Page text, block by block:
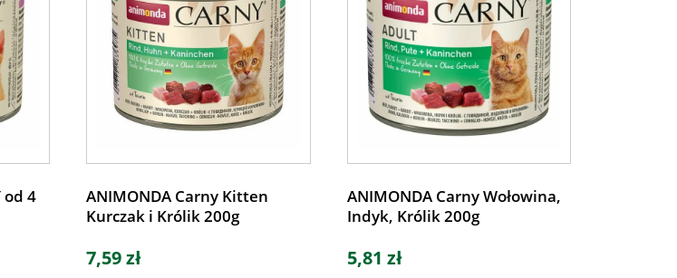
od 4
ANIMONDA Carny Kitten
Kurczak i Królik 200g
7,59 zł
ANIMONDA Carny Wołowina,
Indyk, Królik 200g
5,81 zł